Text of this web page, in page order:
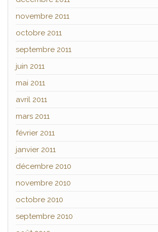
novembre 2011
octobre 2011
septembre 2011
juin 2011
mai 2011
avril 2011
mars 2011
février 2011
janvier 2011
décembre 2010
novembre 2010
octobre 2010
septembre 2010